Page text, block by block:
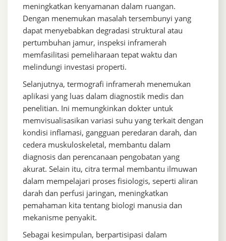
meningkatkan kenyamanan dalam ruangan.
Dengan menemukan masalah tersembunyi yang
dapat menyebabkan degradasi struktural atau
pertumbuhan jamur, inspeksi inframerah
memfasilitasi pemeliharaan tepat waktu dan
melindungi investasi properti.
Selanjutnya, termografi inframerah menemukan
aplikasi yang luas dalam diagnostik medis dan
penelitian. Ini memungkinkan dokter untuk
memvisualisasikan variasi suhu yang terkait dengan
kondisi inflamasi, gangguan peredaran darah, dan
cedera muskuloskeletal, membantu dalam
diagnosis dan perencanaan pengobatan yang
akurat. Selain itu, citra termal membantu ilmuwan
dalam mempelajari proses fisiologis, seperti aliran
darah dan perfusi jaringan, meningkatkan
pemahaman kita tentang biologi manusia dan
mekanisme penyakit.
Sebagai kesimpulan, berpartisipasi dalam